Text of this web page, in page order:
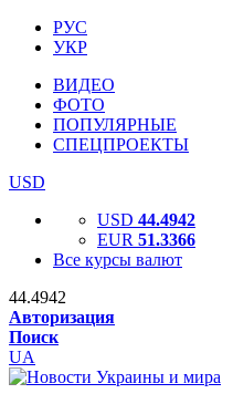
РУС
УКР
ВИДЕО
ФОТО
ПОПУЛЯРНЫЕ
СПЕЦПРОЕКТЫ
USD
USD 44.4942
EUR 51.3366
Все курсы валют
44.4942
Авторизация
Поиск
UA